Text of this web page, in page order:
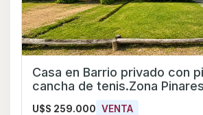
Casa en Barrio privado con
cancha de tenis.Zona Pinares
U$S 259.000 VENTA